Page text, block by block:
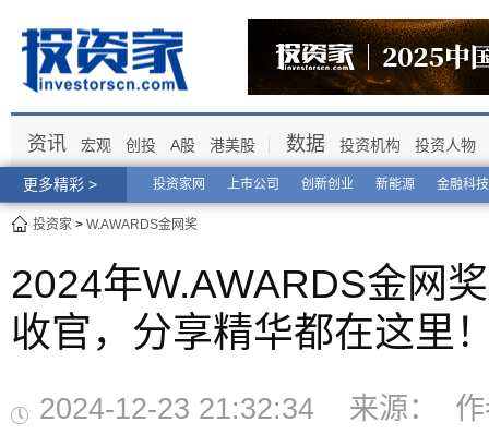
更多精彩 > 投资家网 上市公司 创新创业 新能源 金融科技
资讯 宏观 创投 A股 港美股 数据 投资机构 投资人物
投资家 > W.AWARDS金网奖
2024年W.AWARDS金网
收官，分享精华都在这里
2024-12-23 21:32:34 来源：